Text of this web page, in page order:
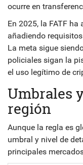
ocurre en
En 2025, la FATF
añadiendo
La meta sigue
policiales sigan la
el uso legítimo de
Umbrales
región
Aunque la regla es
umbral y nivel de
principales